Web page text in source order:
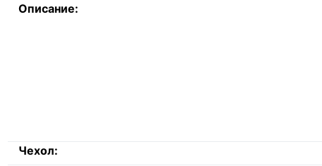
Описание:
Чехол: